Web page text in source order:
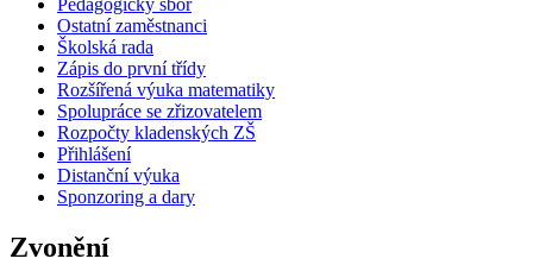
Pedagogický sbor
Ostatní zaměstnanci
Školská rada
Zápis do první třídy
Rozšířená výuka matematiky
Spolupráce se zřizovatelem
Rozpočty kladenských ZŠ
Přihlášení
Distanční výuka
Sponzoring a dary
Zvonění